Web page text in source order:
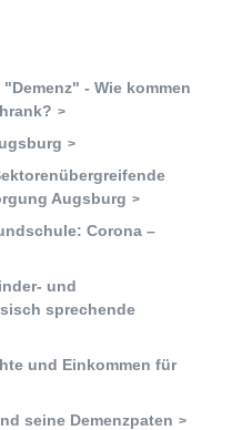
- Wie kommen
Augsburg
Corona –
und
sprechende
und Einkommen für
seine Demenzpaten